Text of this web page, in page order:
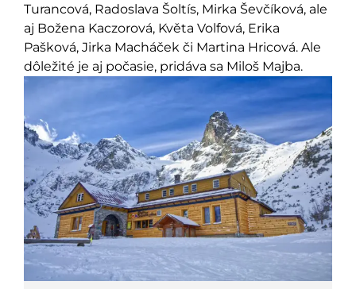
Turancová, Radoslava Šoltís, Mirka Ševčíková, ale
aj Božena Kaczorová, Květa Volfová, Erika
Pašková, Jirka Macháček či Martina Hricová. Ale
dôležité je aj počasie, pridáva sa Miloš Majba.